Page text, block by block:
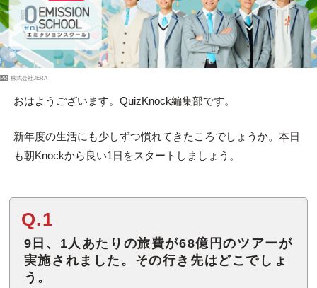
PR 株式会社JERA
おはようございます。QuizKnock編集部です。
新年度の生活にも少しずつ慣れてきたころでしょうか。本日
も朝Knockから良い1日をスタートしましょう。
Q.1
9日、1人あたりの旅費が68億円のツアーが
実施されました。その行き先はどこでしょ
う。